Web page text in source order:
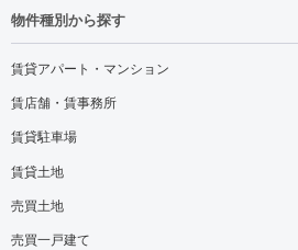
物件種別から探す
賃貸アパート・マンション
賃店舗・賃事務所
賃貸駐車場
賃貸土地
売買土地
売買一戸建て